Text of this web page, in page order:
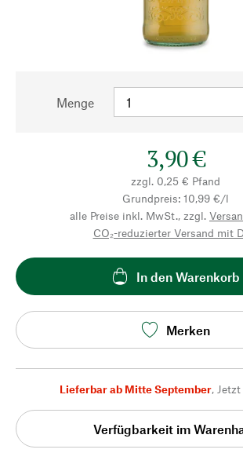
Menge
3,90 €
zzgl. 0,25 € Pfand
Grundpreis: 10,99 €/l
alle Preise inkl. MwSt., zzgl.
CO₂-reduzierter Versand mit
In den Warenkorb
Merken
Lieferbar ab Mitte September,
Verfügbarkeit im